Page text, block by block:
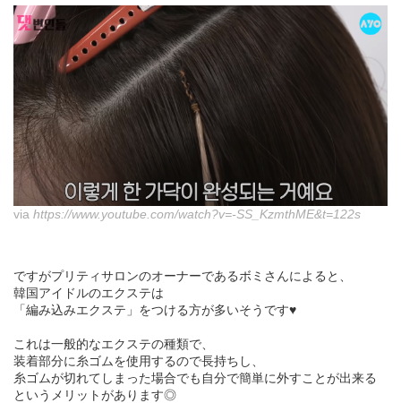
via https://www.youtube.com/watch?v=-SS_KzmthME&t=122s
ですがプリティサロンのオーナーであるボミさんによると、
韓国アイドルのエクステは
「編み込みエクステ」をつける方が多いそうです♥
これは一般的なエクステの種類で、
装着部分に糸ゴムを使用するので長持ちし、
糸ゴムが切れてしまった場合でも自分で簡単に外すことが出来る
というメリットがあります◎